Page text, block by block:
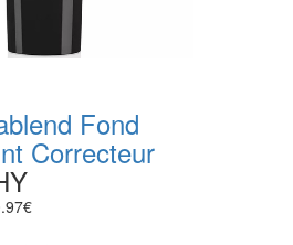
Fond
Correcteur